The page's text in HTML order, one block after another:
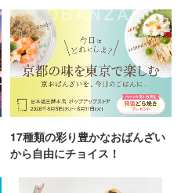
17種類の彩り豊かなおばんざい
から自由にチョイス！